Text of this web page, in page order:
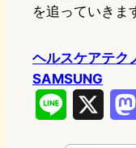
を追っていきま
ヘルスケアテク
SAMSUNG